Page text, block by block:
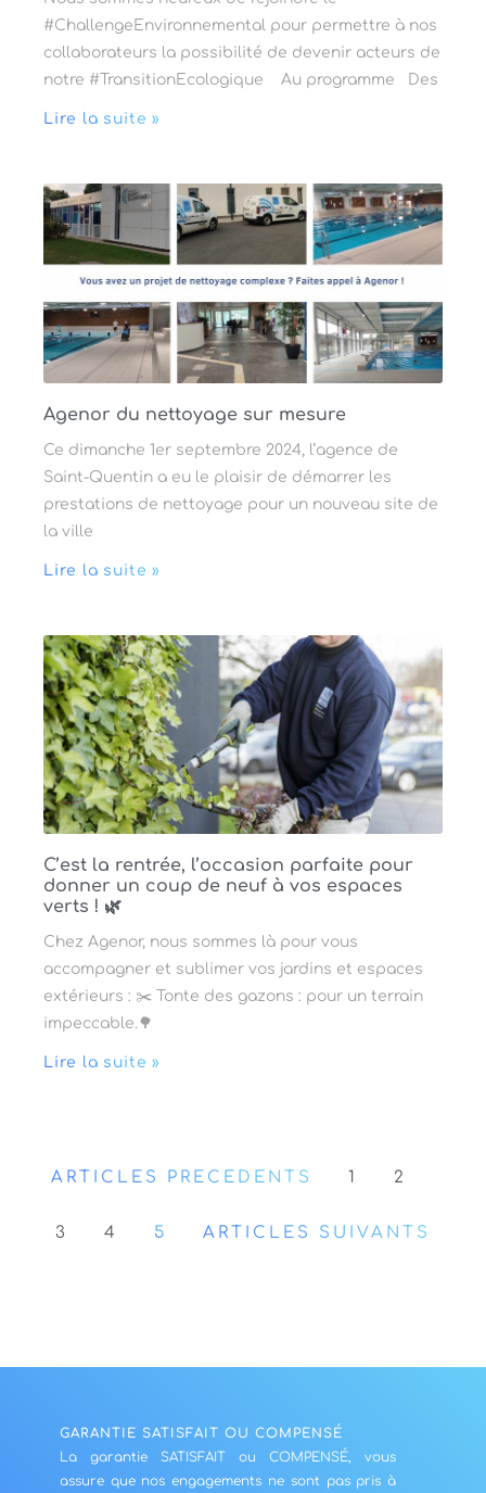
#ChallengeEnvironnemental pour permettre à nos
collaborateurs la possibilité de devenir acteurs de
notre #TransitionEcologique Au programme Des
Lire la suite »
Agenor du nettoyage sur mesure
Ce dimanche 1er septembre 2024, l’agence de
Saint-Quentin a eu le plaisir de démarrer les
prestations de nettoyage pour un nouveau site de
la ville
Lire la suite »
C’est la rentrée, l’occasion parfaite pour
donner un coup de neuf à vos espaces
verts ! 🌿
Chez Agenor, nous sommes là pour vous
accompagner et sublimer vos jardins et espaces
extérieurs : ✂️ Tonte des gazons : pour un terrain
impeccable.🌳
Lire la suite »
ARTICLES PRÉCÉDENTS 1 2
3 4 5 ARTICLES SUIVANTS
GARANTIE SATISFAIT OU COMPENSÉ
La garantie SATISFAIT ou COMPENSÉ, vous
assure que nos engagements ne sont pas pris à